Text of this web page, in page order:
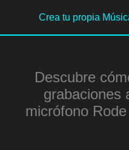
contenido
Crea tu propia
Descubre
grabaciones
micrófono